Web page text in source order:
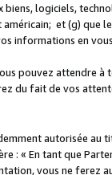
logiciels,
et (g) que
informations en
pouvez attendre à
du fait de vos
autorisée au
: « En tant que
vous ne ferez